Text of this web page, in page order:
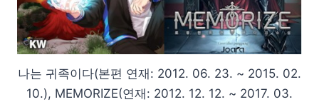
나는 귀족이다(본편 연재: 2012. 06. 23. ~ 2015. 02.
10.), MEMORIZE(연재: 2012. 12. 12. ~ 2017. 03.